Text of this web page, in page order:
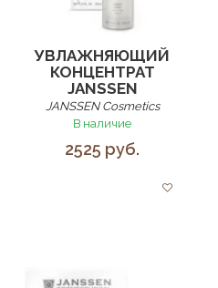
УВЛАЖНЯЮЩИЙ
КОНЦЕНТРАТ
JANSSEN
JANSSEN Cosmetics
В наличие
2525 руб.